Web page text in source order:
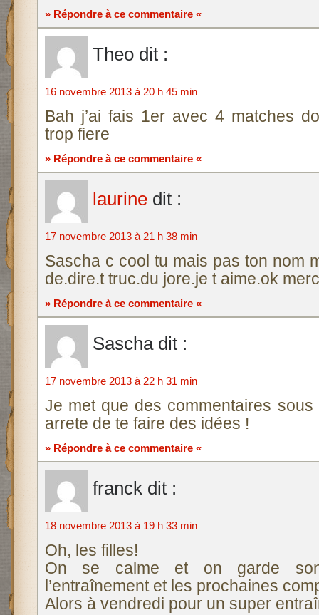
» Répondre à ce commentaire «
Theo dit :
16 novembre 2013 à 20 h 45 min
Bah j’ai fais 1er avec 4 matches
trop fiere
» Répondre à ce commentaire «
laurine dit :
17 novembre 2013 à 21 h 38 min
Sascha c cool tu mais pas ton nom
de.dire.t truc.du jore.je t aime.ok
» Répondre à ce commentaire «
Sascha dit :
17 novembre 2013 à 22 h 31 min
Je met que des commentaires
arrete de te faire des idées !
» Répondre à ce commentaire «
franck dit :
18 novembre 2013 à 19 h 33 min
Oh, les filles!
On se calme et on garde
l’entraînement et les prochaines
Alors à vendredi pour un super